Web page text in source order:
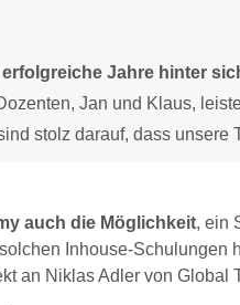
Jahre hinter
Jan und Klaus,
stolz darauf, dass
auch die Möglichkeit, ein
Inhouse-Schulungen
an Niklas Adler von Global